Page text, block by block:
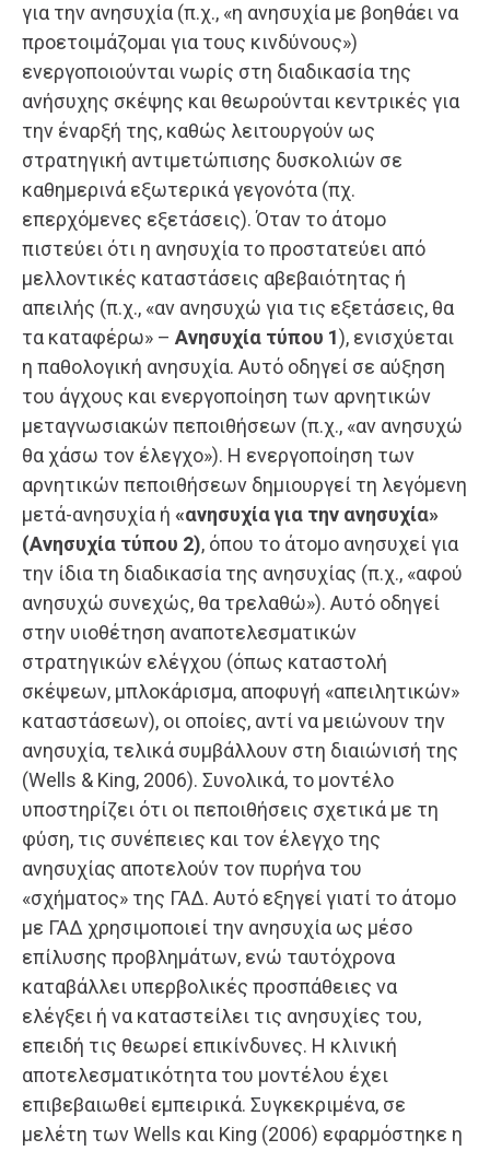
για την ανησυχία (π.χ., «η ανησυχία με βοηθάει να
προετοιμάζομαι για τους κινδύνους»)
ενεργοποιούνται νωρίς στη διαδικασία της
ανήσυχης σκέψης και θεωρούνται κεντρικές για
την έναρξή της, καθώς λειτουργούν ως
στρατηγική αντιμετώπισης δυσκολιών σε
καθημερινά εξωτερικά γεγονότα (πχ.
επερχόμενες εξετάσεις). Όταν το άτομο
πιστεύει ότι η ανησυχία το προστατεύει από
μελλοντικές καταστάσεις αβεβαιότητας ή
απειλής (π.χ., «αν ανησυχώ για τις εξετάσεις, θα
τα καταφέρω» – Ανησυχία τύπου 1), ενισχύεται
η παθολογική ανησυχία. Αυτό οδηγεί σε αύξηση
του άγχους και ενεργοποίηση των αρνητικών
μεταγνωσιακών πεποιθήσεων (π.χ., «αν ανησυχώ
θα χάσω τον έλεγχο»). Η ενεργοποίηση των
αρνητικών πεποιθήσεων δημιουργεί τη λεγόμενη
μετά-ανησυχία ή «ανησυχία για την ανησυχία»
(Ανησυχία τύπου 2), όπου το άτομο ανησυχεί για
την ίδια τη διαδικασία της ανησυχίας (π.χ., «αφού
ανησυχώ συνεχώς, θα τρελαθώ»). Αυτό οδηγεί
στην υιοθέτηση αναποτελεσματικών
στρατηγικών ελέγχου (όπως καταστολή
σκέψεων, μπλοκάρισμα, αποφυγή «απειλητικών»
καταστάσεων), οι οποίες, αντί να μειώνουν την
ανησυχία, τελικά συμβάλλουν στη διαιώνισή της
(Wells & King, 2006). Συνολικά, το μοντέλο
υποστηρίζει ότι οι πεποιθήσεις σχετικά με τη
φύση, τις συνέπειες και τον έλεγχο της
ανησυχίας αποτελούν τον πυρήνα του
«σχήματος» της ΓΑΔ. Αυτό εξηγεί γιατί το άτομο
με ΓΑΔ χρησιμοποιεί την ανησυχία ως μέσο
επίλυσης προβλημάτων, ενώ ταυτόχρονα
καταβάλλει υπερβολικές προσπάθειες να
ελέγξει ή να καταστείλει τις ανησυχίες του,
επειδή τις θεωρεί επικίνδυνες. Η κλινική
αποτελεσματικότητα του μοντέλου έχει
επιβεβαιωθεί εμπειρικά. Συγκεκριμένα, σε
μελέτη των Wells και King (2006) εφαρμόστηκε η